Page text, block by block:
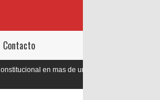
Contacto
de un 90
Nacionalización del